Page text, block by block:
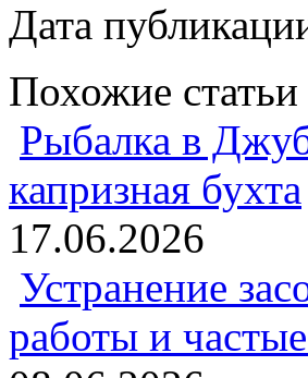
Дата
Похожие статьи
Рыбалка в
капризная бухта
17.06.2026
Устранение
работы и